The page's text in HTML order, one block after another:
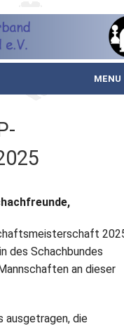
MENU
des Schachbundes
an dieser
ausgetragen, die